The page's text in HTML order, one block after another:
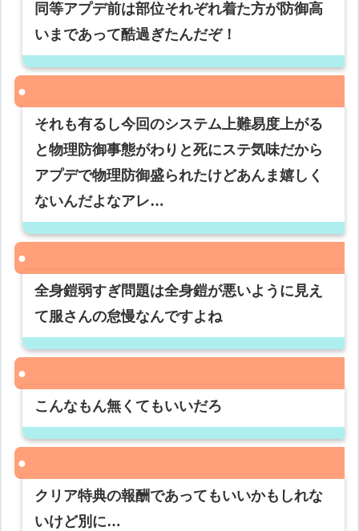
同等アプデ前は部位それぞれ着た方が防御高
いまであって酷過ぎたんだぞ！
それも有るし今回のシステム上難易度上がる
と物理防御事態がわりと死にステ気味だから
アプデで物理防御盛られたけどあんま嬉しく
ないんだよなアレ…
全身鎧弱すぎ問題は全身鎧が悪いように見え
て服さんの怠慢なんですよね
こんなもん無くてもいいだろ
クリア特典の報酬であってもいいかもしれな
いけど別に…